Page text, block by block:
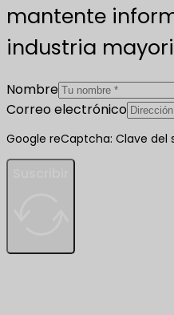
mantente
industria
Nombre
Correo electrónico
Google reCaptcha: Clave del